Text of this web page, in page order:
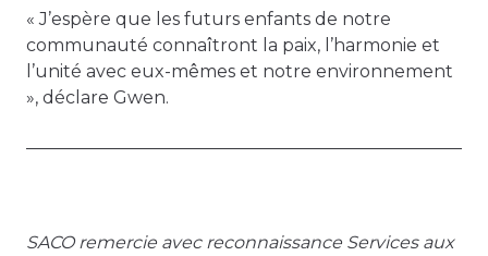
« J’espère que les futurs enfants de notre
communauté connaîtront la paix, l’harmonie et
l’unité avec eux-mêmes et notre environnement
», déclare Gwen.
SACO remercie avec reconnaissance Services aux